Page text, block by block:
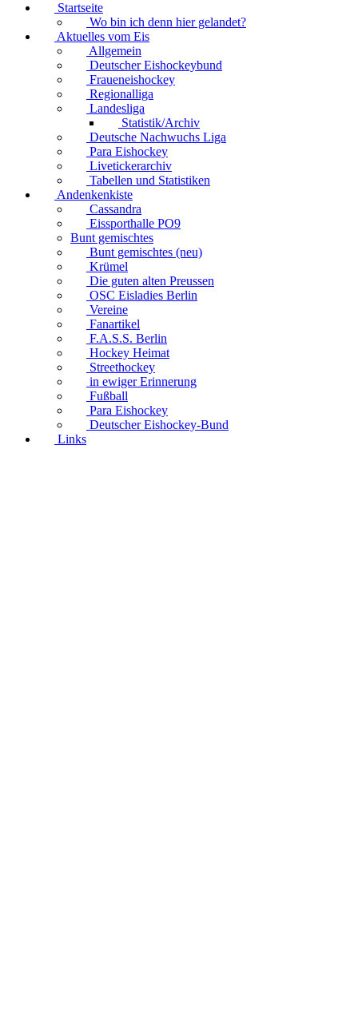
Startseite
Wo bin ich denn hier gelandet?
Aktuelles vom Eis
Allgemein
Deutscher Eishockeybund
Fraueneishockey
Regionalliga
Landesliga
Statistik/Archiv
Deutsche Nachwuchs Liga
Para Eishockey
Livetickerarchiv
Tabellen und Statistiken
Andenkenkiste
Cassandra
Eissporthalle PO9
Bunt gemischtes
Bunt gemischtes (neu)
Krümel
Die guten alten Preussen
OSC Eisladies Berlin
Vereine
Fanartikel
F.A.S.S. Berlin
Hockey Heimat
Streethockey
in ewiger Erinnerung
Fußball
Para Eishockey
Deutscher Eishockey-Bund
Links